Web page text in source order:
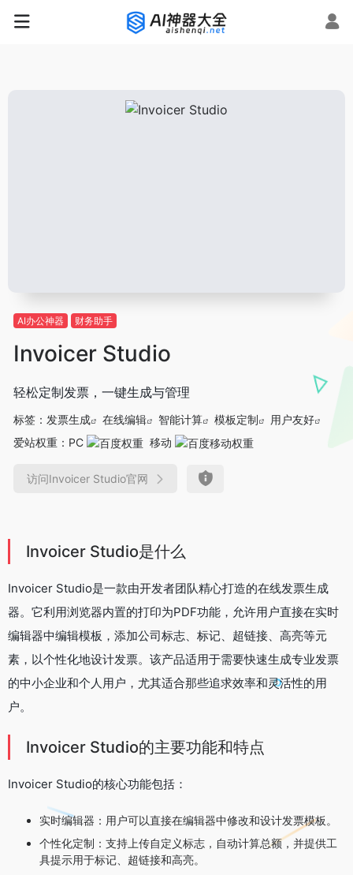
AI办公神器 财务助手
Invoicer Studio
轻松定制发票，一键生成与管理
标签： 发票生成 在线编辑 智能计算 模板定制
用户友好
爱站权重： PC 移动
访问Invoicer Studio官网
Invoicer Studio是什么
Invoicer Studio是一款由开发者团队精心打造的在线发票生成
器。它利用浏览器内置的打印为PDF功能，允许用户直接在实时
编辑器中编辑模板，添加公司标志、标记、超链接、高亮等元
素，以个性化地设计发票。该产品适用于需要快速生成专业发票
的中小企业和个人用户，尤其适合那些追求效率和灵活性的用
户。
Invoicer Studio的主要功能和特点
Invoicer Studio的核心功能包括：
实时编辑器：用户可以直接在编辑器中修改和设计发票模板。
个性化定制：支持上传自定义标志，自动计算总额，并提供工
具提示用于标记、超链接和高亮。